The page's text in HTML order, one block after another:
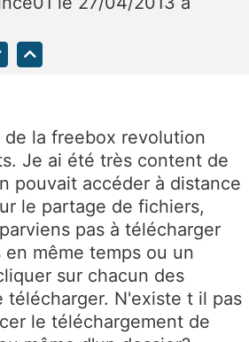
la freebox revolution
Je ai été très content de
pouvait accéder à distance
le partage de fichiers,
pas à télécharger
même temps ou un
sur chacun des
télécharger. N'existe t il pas
le téléchargement de